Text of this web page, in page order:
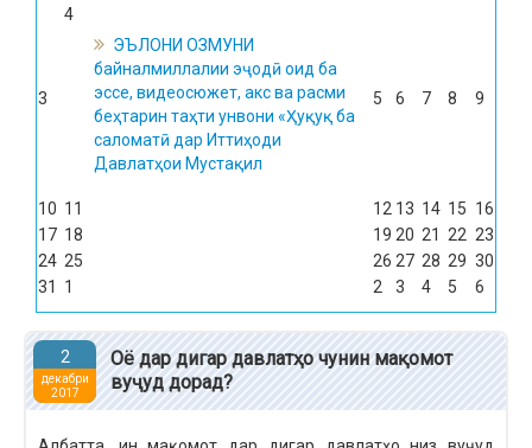
3
4
ЭЪЛОНИ ОЗМУНИ
байналмиллалии эҷодӣ оид ба
эссе, видеосюжет, акс ва расми
беҳтарин таҳти унвони «Ҳуқуқ ба
саломатӣ дар Иттиҳоди
Давлатҳои Мустақил
5 6 7 8 9
10 11 12 13 14 15 16
17 18 19 20 21 22 23
24 25 26 27 28 29 30
31
1 2 3 4 5 6
2
декабри
2017
Оё дар дигар давлатҳо чунин мақомот
вуҷуд дорад?